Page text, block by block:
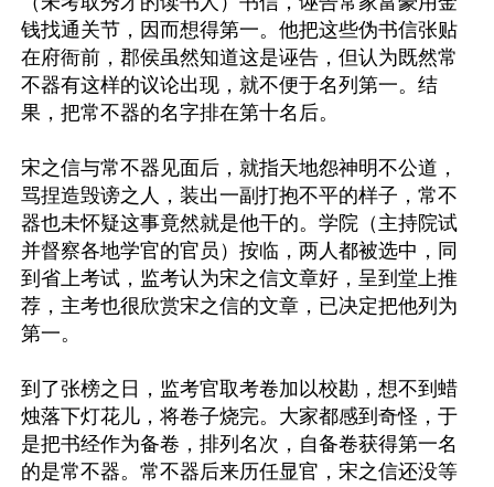
钱找通关节，因而想得第一。他把这些伪书信张贴
在府衙前，郡侯虽然知道这是诬告，但认为既然常
不器有这样的议论出现，就不便于名列第一。结
果，把常不器的名字排在第十名后。
宋之信与常不器见面后，就指天地怨神明不公道，
骂捏造毁谤之人，装出一副打抱不平的样子，常不
器也未怀疑这事竟然就是他干的。学院（主持院试
并督察各地学官的官员）按临，两人都被选中，同
到省上考试，监考认为宋之信文章好，呈到堂上推
荐，主考也很欣赏宋之信的文章，已决定把他列为
第一。
到了张榜之日，监考官取考卷加以校勘，想不到蜡
烛落下灯花儿，将卷子烧完。大家都感到奇怪，于
是把书经作为备卷，排列名次，自备卷获得第一名
的是常不器。常不器后来历任显官，宋之信还没等